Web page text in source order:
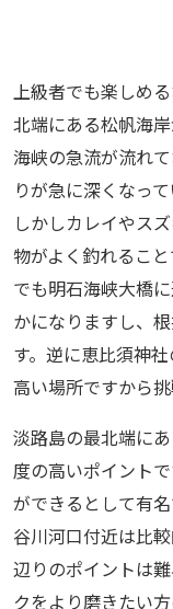
上級者でも楽しめ
北端にある松帆海
海峡の急流が流れ
りが急に深くなっ
しかしカレイやス
物がよく釣れるこ
でも明石海峡大橋
かになりますし、
す。逆に恵比須神
高い場所ですから
淡路島の最北端に
度の高いポイント
ができるとして有
谷川河口付近は比
辺りのポイントは
クをより磨きたい